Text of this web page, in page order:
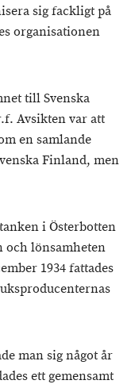
sig fackligt på
organisationen
till Svenska
Avsikten var att
en samlande
Finland, men
i Österbotten
lönsamheten
1934 fattades
man sig något år
ett gemensamt